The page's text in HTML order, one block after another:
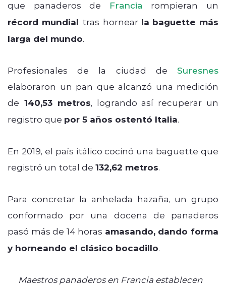
que panaderos de Francia rompieran un
récord mundial tras hornear la baguette más
larga del mundo.
Profesionales de la ciudad de Suresnes
elaboraron un pan que alcanzó una medición
de 140,53 metros, logrando así recuperar un
registro que por 5 años ostentó Italia.
En 2019, el país itálico cocinó una baguette que
registró un total de 132,62 metros.
Para concretar la anhelada hazaña, un grupo
conformado por una docena de panaderos
pasó más de 14 horas amasando, dando forma
y horneando el clásico bocadillo.
Maestros panaderos en Francia establecen